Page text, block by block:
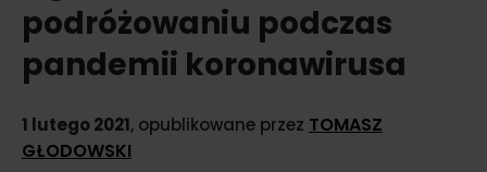
podróżowaniu podczas
pandemii koronawirusa
1 lutego 2021, opublikowane przez TOMASZ
GŁODOWSKI